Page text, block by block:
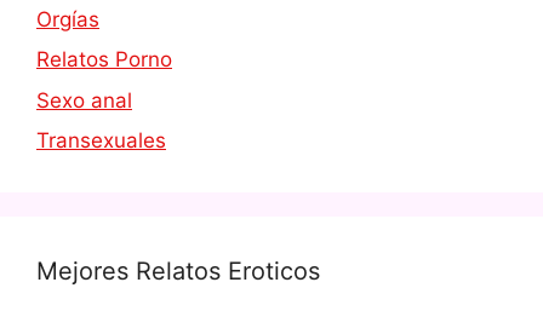
Orgías
Relatos Porno
Sexo anal
Transexuales
Mejores Relatos Eroticos